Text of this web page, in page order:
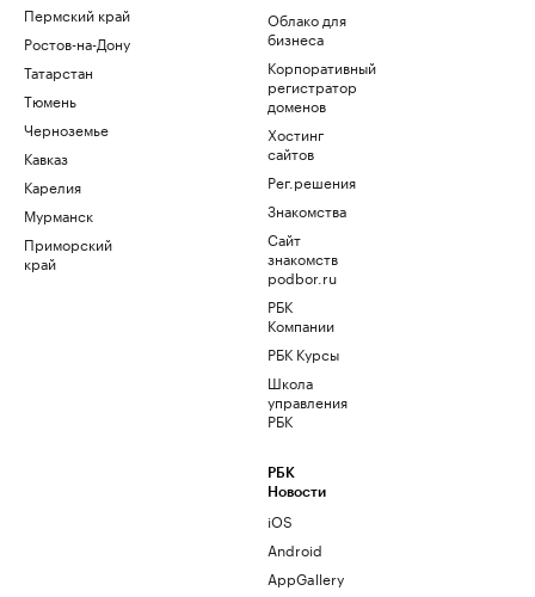
Пермский край
Ростов-на-Дону
Татарстан
Тюмень
Черноземье
Кавказ
Карелия
Мурманск
Приморский
край
Облако для
бизнеса
Корпоративный
регистратор
доменов
Хостинг
сайтов
Рег.решения
Знакомства
Сайт
знакомств
podbor.ru
РБК
Компании
РБК Курсы
Школа
управления
РБК
РБК
Новости
iOS
Android
AppGallery